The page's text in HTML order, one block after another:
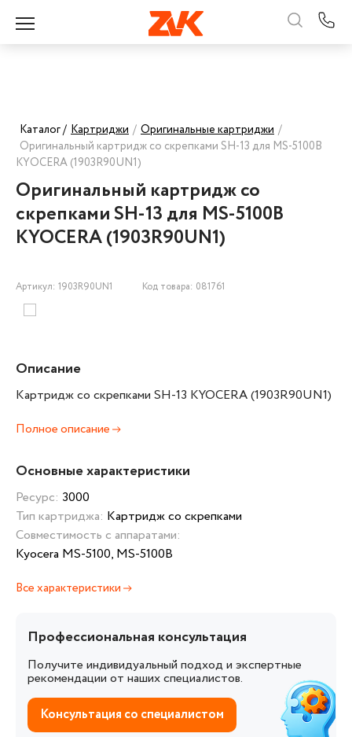
Каталог / Картриджи / Оригинальные картриджи /
Оригинальный картридж со скрепками SH-13 для MS-5100B
KYOCERA (1903R90UN1)
Оригинальный картридж со
скрепками SH-13 для MS-5100B
KYOCERA (1903R90UN1)
Артикул: 1903R90UN1 Код товара: 081761
Описание
Картридж со скрепками SH-13 KYOCERA (1903R90UN1)
Полное описание
Основные характеристики
Ресурс: 3000
Тип картриджа: Картридж со скрепками
Совместимость с аппаратами:
Kyocera MS-5100, MS-5100B
Все характеристики
Профессиональная консультация
Получите индивидуальный подход и экспертные
рекомендации от наших специалистов.
Консультация со специалистом